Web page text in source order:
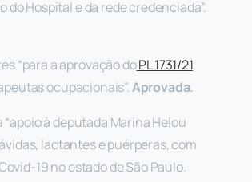
Hospital e da rede credenciada”.
“para a aprovação doPL 1731/21,
ocupacionais”.Aprovada.
à deputada Marina Helou
lactantes e puérperas, com
19 no estado de São Paulo.